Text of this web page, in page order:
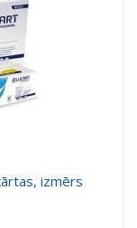
izmērs